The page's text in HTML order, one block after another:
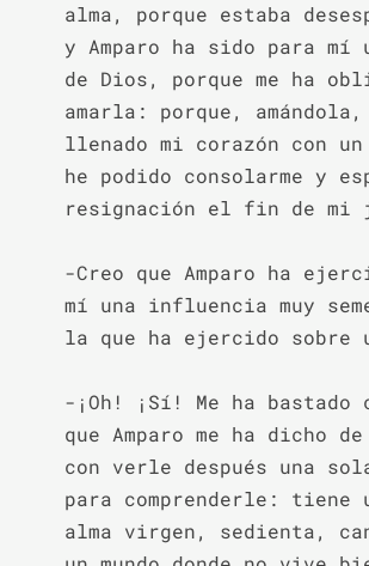
alma, porque estaba
y Amparo ha sido para mí
de Dios, porque me ha
amarla: porque, amándola,
llenado mi corazón con
he podido consolarme y
resignación el fin de mi
-Creo que Amparo ha
mí una influencia muy
la que ha ejercido sobre
-¡Oh! ¡Sí! Me ha bastado
que Amparo me ha dicho
con verle después una
para comprenderle: tiene
alma virgen, sedienta,